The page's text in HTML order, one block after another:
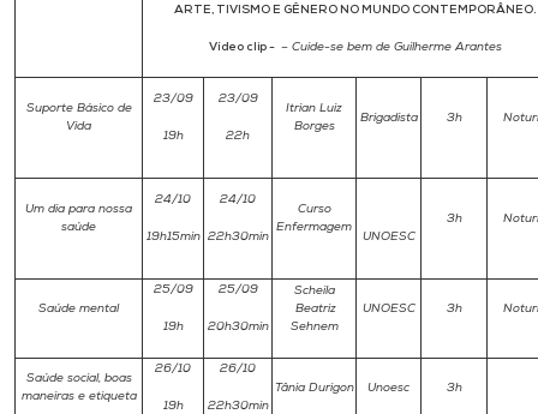
ARTE, TIVISMO E GÊNERO NO MUNDO CONTEMPORÂNEO.
Vídeo clip - – Cuide-se bem de Guilherme Arantes
Suporte Básico de
Vida
23/09
19h
23/09
22h
Itrian Luiz
Borges
Brigadista 3h
Um dia para nossa
saúde
24/10
19h15min
24/10
22h30min
Curso
Enfermagem
UNOESC
3h
Saúde mental
25/09
19h
25/09
20h30min
Scheila
Beatriz
Sehnem
UNOESC 3h
Saúde social, boas
maneiras e etiqueta
26/10
19h
26/10
22h30min
Tânia Durigon Unoesc 3h